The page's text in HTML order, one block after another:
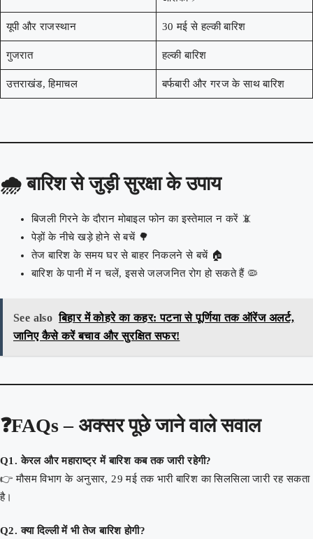
यूपी और राजस्थान 30 मई से हल्की बारिश
गुजरात हल्की बारिश
उत्तराखंड, हिमाचल बर्फबारी और गरज के साथ बारिश
🌧️बारिश से जुड़ी सुरक्षा के उपाय
बिजली गिरने के दौरान मोबाइल फोन का इस्तेमाल न करें 📵
पेड़ों के नीचे खड़े होने से बचें 🌳
तेज बारिश के समय घर से बाहर निकलने से बचें 🏠
बारिश के पानी में न चलें, इससे जलजनित रोग हो सकते हैं 🦠
See also बिहार में कोहरे का कहर: पटना से पूर्णिया तक ऑरेंज अलर्ट,
जानिए कैसे करें बचाव और सुरक्षित सफर!
❓FAQs – अक्सर पूछे जाने वाले सवाल
Q1. केरल और महाराष्ट्र में बारिश कब तक जारी रहेगी?
👉 मौसम विभाग के अनुसार, 29 मई तक भारी बारिश का सिलसिला जारी रह सकता
है।
Q2. क्या दिल्ली में भी तेज बारिश होगी?